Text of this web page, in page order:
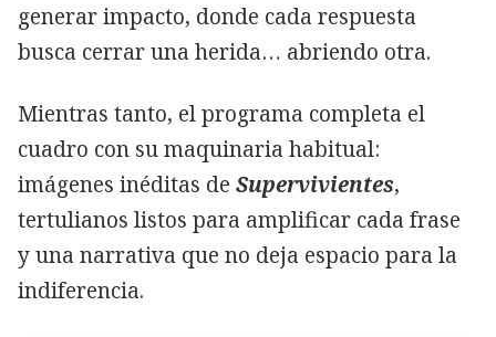
generar impacto, donde cada respuesta
busca cerrar una herida… abriendo otra.
Mientras tanto, el programa completa el
cuadro con su maquinaria habitual:
imágenes inéditas de Supervivientes,
tertulianos listos para amplificar cada frase
y una narrativa que no deja espacio para la
indiferencia.